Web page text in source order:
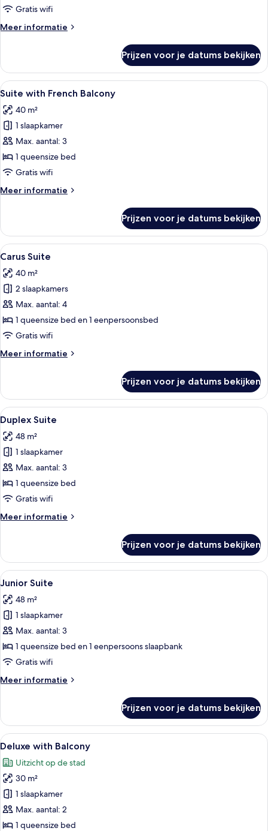
Gratis wifi
Meer informatie
Meer
Suite
Prijzen voor je datums bekijken
Alle
foto's
voor
Suite
with
French
Balcony
Een kamer met een hemelbed, een
14
Suite with French Balcony
40 m²
1 slaapkamer
Max. aantal: 3
1 queensize bed
Gratis wifi
Meer informatie
Meer
with
French
Balcony
Prijzen voor je datums bekijken
Alle
foto's
voor
Carus
Suite
laden
Een hotelkamer met een bed, een
13
Carus Suite
40 m²
2 slaapkamers
Max. aantal: 4
1 queensize bed en 1 eenpersoonsbed
Gratis wifi
Meer informatie
Meer
Suite
Prijzen voor je datums bekijken
Alle
foto's
voor
Duplex
Suite
laden
Een kamer met een bed,
12
Duplex Suite
48 m²
1 slaapkamer
Max. aantal: 3
1 queensize bed
Gratis wifi
Meer informatie
Meer
Suite
Prijzen voor je datums bekijken
Alle
foto's
voor
Junior
Suite
laden
Een slaapkamer met een houten
8
Junior Suite
48 m²
1 slaapkamer
Max. aantal: 3
1 queensize bed en 1 eenpersoons slaapbank
Gratis wifi
Meer informatie
Meer
Suite
Prijzen voor je datums bekijken
Alle
foto's
voor
Deluxe
with
Balcony
laden
Een hotelkamer met een bed,
7
Deluxe with Balcony
Uitzicht op de stad
30 m²
1 slaapkamer
Max. aantal: 2
1 queensize bed